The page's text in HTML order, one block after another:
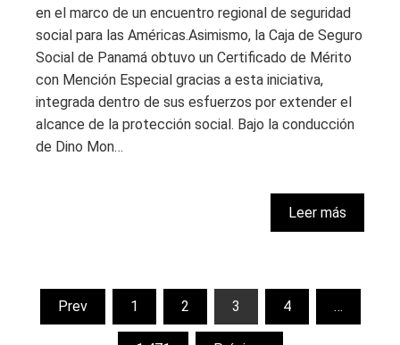
en el marco de un encuentro regional de seguridad
social para las Américas.Asimismo, la Caja de Seguro
Social de Panamá obtuvo un Certificado de Mérito
con Mención Especial gracias a esta iniciativa,
integrada dentro de sus esfuerzos por extender el
alcance de la protección social. Bajo la conducción
de Dino Mon…
Leer más
Paginación
Prev 1 2 3 4 …